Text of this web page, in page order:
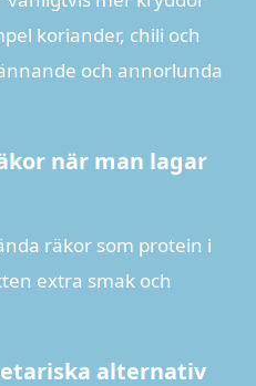
koriander, chili och
och annorlunda
när man lagar
räkor som protein i
extra smak och
alternativ